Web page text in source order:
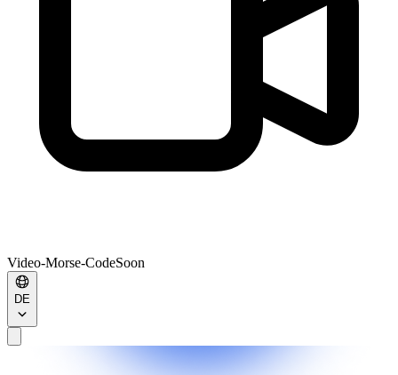
Video-Morse-CodeSoon
DE